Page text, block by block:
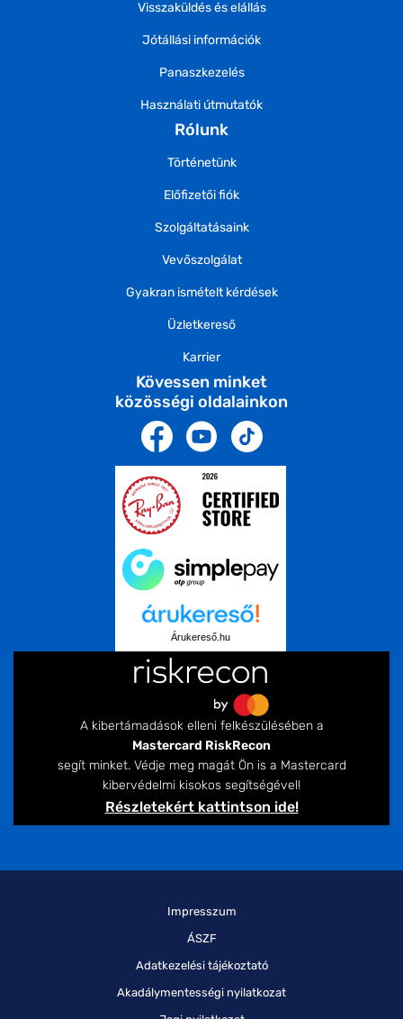
Visszaküldés és elállás
Jótállási információk
Panaszkezelés
Használati útmutatók
Rólunk
Történetünk
Előfizetői fiók
Szolgáltatásaink
Vevőszolgálat
Gyakran ismételt kérdések
Üzletkereső
Karrier
Kövessen minket
közösségi oldalainkon
Árukereső.hu
A kibertámadások elleni felkészülésében a
Mastercard RiskRecon
segít minket. Védje meg magát Ön is a Mastercard
kibervédelmi kisokos segítségével!
Részletekért kattintson ide!
Impresszum
ÁSZF
Adatkezelési tájékoztató
Akadálymentességi nyilatkozat